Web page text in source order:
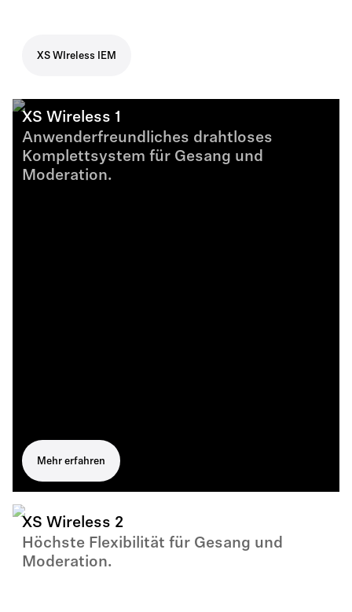
XS WIreless IEM
XS Wireless 1
Anwenderfreundliches drahtloses
Komplettsystem für Gesang und
Moderation.
Mehr erfahren
XS Wireless 2
Höchste Flexibilität für Gesang und
Moderation.